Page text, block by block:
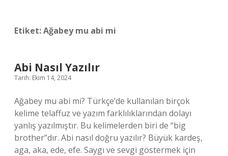
Etiket:Ağabey mu abi mi
Abi Nasıl Yazılır
Tarih: Ekim 14, 2024
Ağabey mu abi mi? Türkçe’de kullanılan birçok
kelime telaffuz ve yazım farklılıklarından dolayı
yanlış yazılmıştır. Bu kelimelerden biri de “big
brother”dır. Abi nasıl doğru yazılır? Büyük kardeş,
aga, aka, ede, efe. Saygı ve sevgi göstermek için